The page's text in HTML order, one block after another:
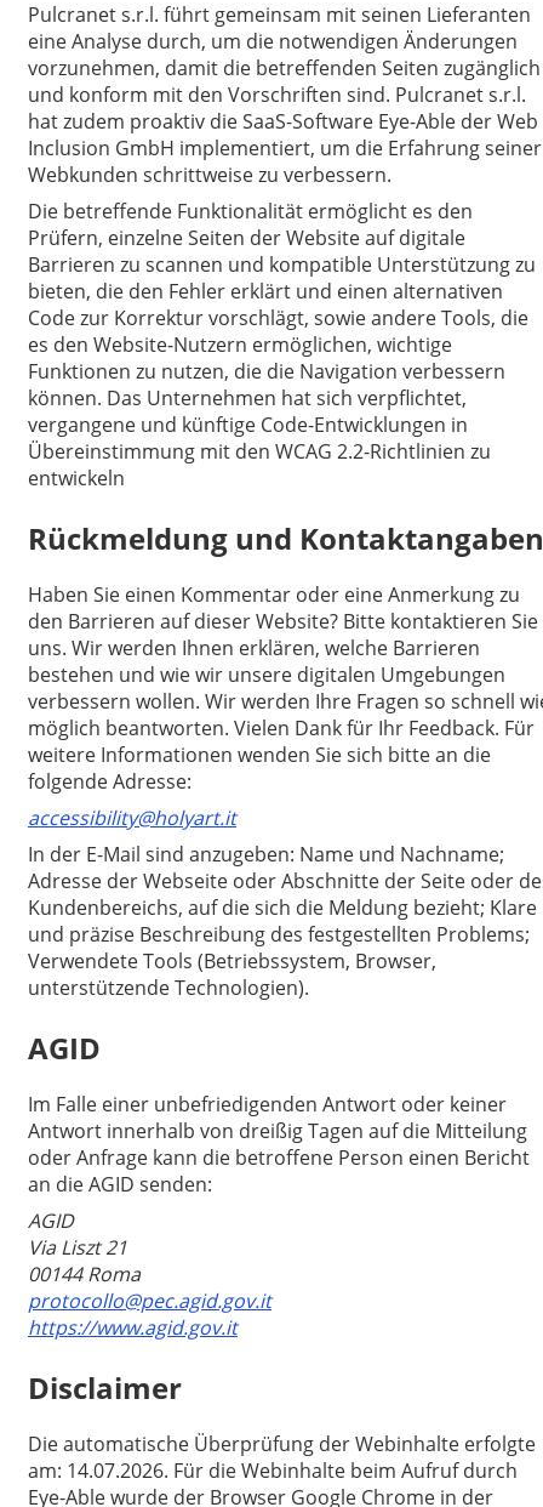
Pulcranet s.r.l. führt gemeinsam mit seinen Lieferanten
eine Analyse durch, um die notwendigen Änderungen
vorzunehmen, damit die betreffenden Seiten zugänglich
und konform mit den Vorschriften sind. Pulcranet s.r.l.
hat zudem proaktiv die SaaS-Software Eye-Able der Web
Inclusion GmbH implementiert, um die Erfahrung seiner
Webkunden schrittweise zu verbessern.
Die betreffende Funktionalität ermöglicht es den
Prüfern, einzelne Seiten der Website auf digitale
Barrieren zu scannen und kompatible Unterstützung zu
bieten, die den Fehler erklärt und einen alternativen
Code zur Korrektur vorschlägt, sowie andere Tools, die
es den Website-Nutzern ermöglichen, wichtige
Funktionen zu nutzen, die die Navigation verbessern
können. Das Unternehmen hat sich verpflichtet,
vergangene und künftige Code-Entwicklungen in
Übereinstimmung mit den WCAG 2.2-Richtlinien zu
entwickeln
Rückmeldung und Kontaktangaben
Haben Sie einen Kommentar oder eine Anmerkung zu
den Barrieren auf dieser Website? Bitte kontaktieren Sie
uns. Wir werden Ihnen erklären, welche Barrieren
bestehen und wie wir unsere digitalen Umgebungen
verbessern wollen. Wir werden Ihre Fragen so schnell
möglich beantworten. Vielen Dank für Ihr Feedback. Für
weitere Informationen wenden Sie sich bitte an die
folgende Adresse:
accessibility@holyart.it
In der E-Mail sind anzugeben: Name und Nachname;
Adresse der Webseite oder Abschnitte der Seite oder
Kundenbereichs, auf die sich die Meldung bezieht; Klare
und präzise Beschreibung des festgestellten Problems;
Verwendete Tools (Betriebssystem, Browser,
unterstützende Technologien).
AGID
Im Falle einer unbefriedigenden Antwort oder keiner
Antwort innerhalb von dreißig Tagen auf die Mitteilung
oder Anfrage kann die betroffene Person einen Bericht
an die AGID senden:
AGID
Via Liszt 21
00144 Roma
protocollo@pec.agid.gov.it
https://www.agid.gov.it
Disclaimer
Die automatische Überprüfung der Webinhalte erfolgte
am: 14.07.2026. Für die Webinhalte beim Aufruf durch
Eye-Able wurde der Browser Google Chrome in der